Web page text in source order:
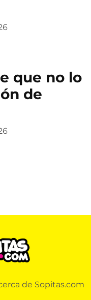
que no lo
de
de Sopitas.com